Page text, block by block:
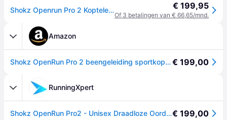
Shokz Openrun Pro 2 Koptelefoon Zwart - One size € 199,95
Of 3 betalingen van € 66,65/mnd.
Amazon
Shokz OpenRun Pro 2 beengeleiding sportkoptelefoon, Zwart€ 199,00
RunningXpert
Shokz OpenRun Pro2 - Unisex Draadloze Oordopjes - Zwart - Perfect voor Hardlopen en Sportactiviteiten€ 199,00